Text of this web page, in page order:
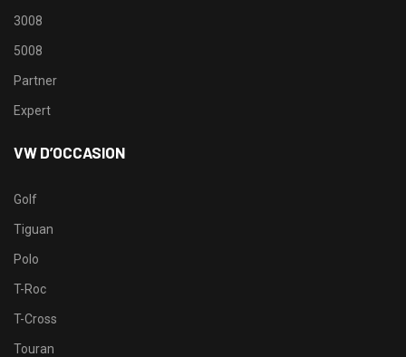
3008
5008
Partner
Expert
VW D’OCCASION
Golf
Tiguan
Polo
T-Roc
T-Cross
Touran